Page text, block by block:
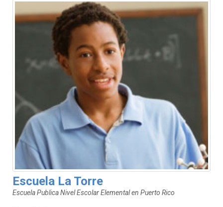
Escuela La Torre
Escuela Publica Nivel Escolar Elemental en Puerto Rico